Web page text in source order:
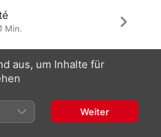
Min.
Min.
aus, um Inhalte für
Weiter